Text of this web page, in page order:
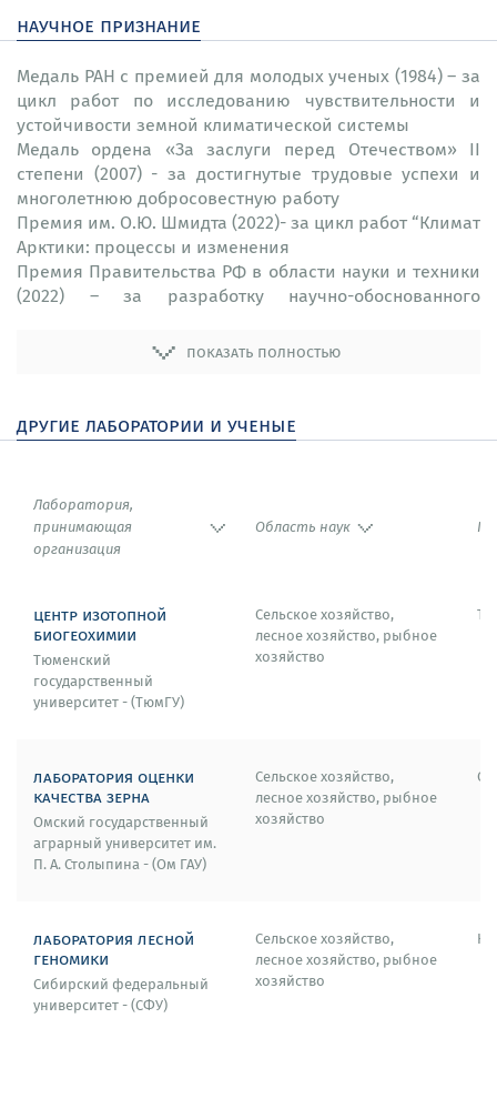
научное признание
Медаль РАН с премией для молодых ученых (1984) – за
цикл работ по исследованию чувствительности и
устойчивости земной климатической системы
Медаль ордена «За заслуги перед Отечеством» II
степени (2007) - за достигнутые трудовые успехи и
многолетнюю добросовестную работу
Премия им. О.Ю. Шмидта (2022)- за цикл работ “Климат
Арктики: процессы и изменения
Премия Правительства РФ в области науки и техники
(2022) – за разработку научно-обоснованного
развитием транспортной инфраструктуры Сибири,
Дальнего Востока и Российской Арктики в условиях
Почетная грамота Президента РФ – за заслуги в
развитии отечественной науки, многолетнюю
показать полностью
другие лаборатории и ученые
Лаборатория,
принимающая
организация
Область наук
центр изотопной
биогеохимии
Тюменский
государственный
университет - (ТюмГУ)
Сельское хозяйство,
лесное хозяйство, рыбное
хозяйство
лаборатория оценки
качества зерна
Омский государственный
аграрный университет им.
П. А. Столыпина - (Ом ГАУ)
Сельское хозяйство,
лесное хозяйство, рыбное
хозяйство
лаборатория лесной
геномики
Сибирский федеральный
университет - (СФУ)
Сельское хозяйство,
лесное хозяйство, рыбное
хозяйство